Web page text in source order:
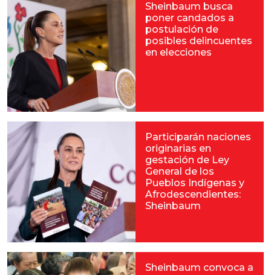
Sheinbaum busca
poner candados a
postulación de
posibles delincuentes
en elecciones
Participarán naciones
originarias en
gestación de Ley
General de los
Pueblos Indígenas y
Afrodescendientes:
Sheinbaum
Sheinbaum convoca a